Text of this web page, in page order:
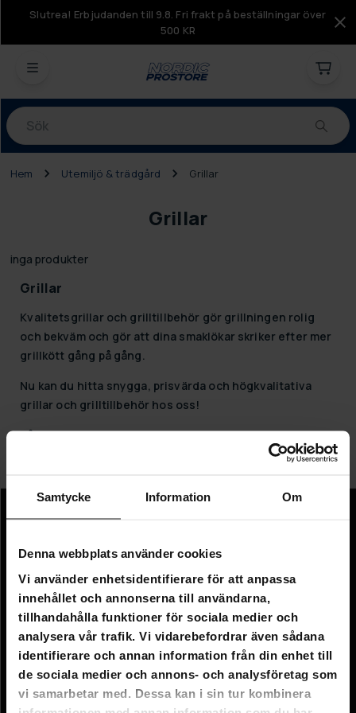
Samtycke Information Om
Denna webbplats använder cookies
Vi använder enhetsidentifierare för att anpassa
innehållet och annonserna till användarna,
tillhandahålla funktioner för sociala medier och
analysera vår trafik. Vi vidarebefordrar även sådana
identifierare och annan information från din enhet till
de sociala medier och annons- och analysföretag som
vi samarbetar med. Dessa kan i sin tur kombinera
Slutrea! Erbjudanden till 9.8. Fri frakt på beställningar över
500 KR
Produkter
Hem Utemiljö & trädgård Grillar
Grillar
inga produkter
Grillar
Kvalitetsgrillar och grilltillbehör gör grillningen rolig
och bekväm och gör att dina smaklökar skriker efter mer
grillkött gång på gång.
Nu kan du hitta snygga, prisvärda och högkvalitativa
grillar och grilltillbehör hos oss!
Så beställ nu!
Företagsinformation
Om oss
Kundtjänst
FAQ - Vanliga frågor
Leverans